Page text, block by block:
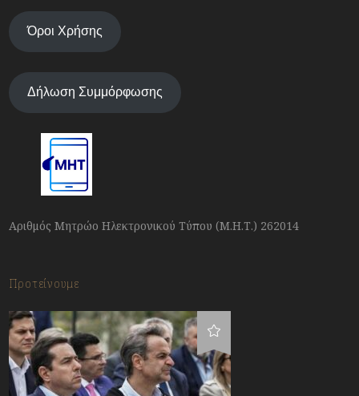
Όροι Χρήσης
Δήλωση Συμμόρφωσης
Αριθμός Μητρώο Ηλεκτρονικού Τύπου (Μ.Η.Τ.) 262014
Προτείνουμε